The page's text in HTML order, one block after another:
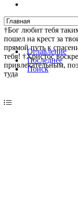
†Бог любит тебя
пошел на крест за
прямой путь к
тебя! †Христос
привлекательным,
туда
Оглавление
Последнее
Поиск